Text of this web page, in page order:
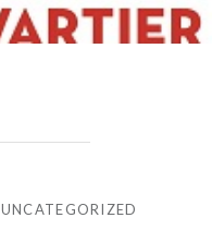
UNCATEGORIZED